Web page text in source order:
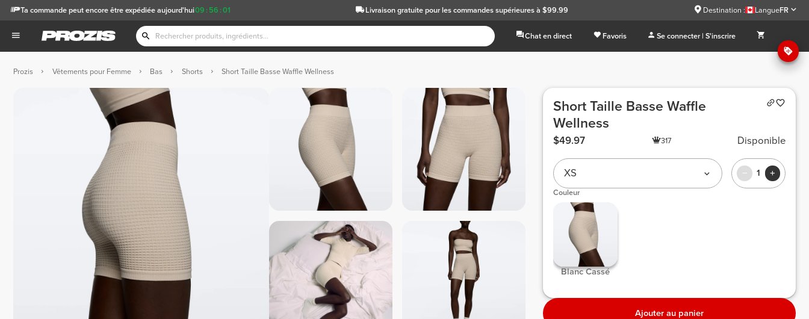
09 : 56 :00
Ta commande peut encore être expédiée aujourd'hui Livraison gratuitepour les commandes supérieures à $99.99 Destination : LangueFR
Chat en direct Favoris Se connecter | S'inscrire
Prozis Vêtements pour Femme Bas Shorts Short Taille Basse Waffle Wellness
Short Taille Basse Waffle
Wellness
$49.97 317 Disponible
XS 1
Couleur
Blanc Cassé
Ajouter au panier